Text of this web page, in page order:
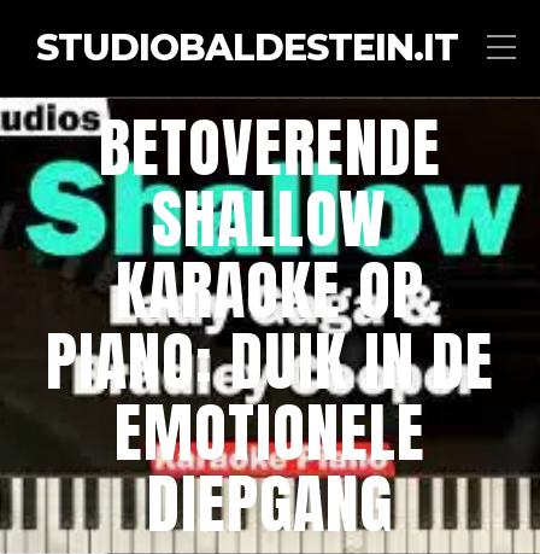
STUDIOBALDESTEIN.IT
BETOVERENDE
SHALLOW
KARAOKE OP
PIANO: DUIK IN DE
EMOTIONELE
DIEPGANG